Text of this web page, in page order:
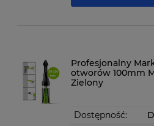
Profesjonalny
otworów 100mm
Zielony
Dostępność: